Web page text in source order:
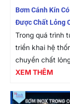
Bơm Cánh Kín
Được Chất Lỏng
Không?
Trong quá trình
triển khai hệ
chuyển chất
hàng trăm nhà
trong những câu
XEM THÊM